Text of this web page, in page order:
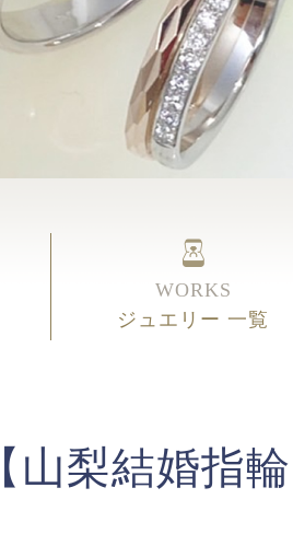
WORKS
ジュエリー 一覧
【山梨結婚指